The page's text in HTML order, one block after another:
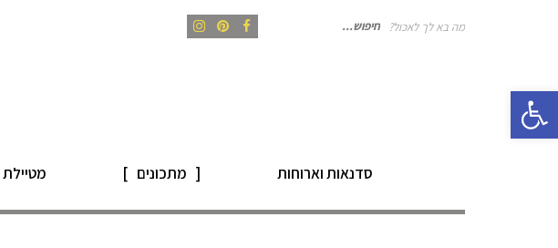
פתח סרגל נגישות
מה בא לך לאכול? חיפוש Facebook
Pinterest
Instagram
סדנאות וארוחות מתכונים